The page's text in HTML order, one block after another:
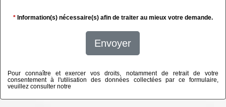
* Information(s) nécessaire(s) afin de traiter au mieux votre demande.
Envoyer
Pour connaître et exercer vos droits, notamment de retrait de votre
consentement à l'utilisation des données collectées par ce formulaire,
veuillez consulter notre